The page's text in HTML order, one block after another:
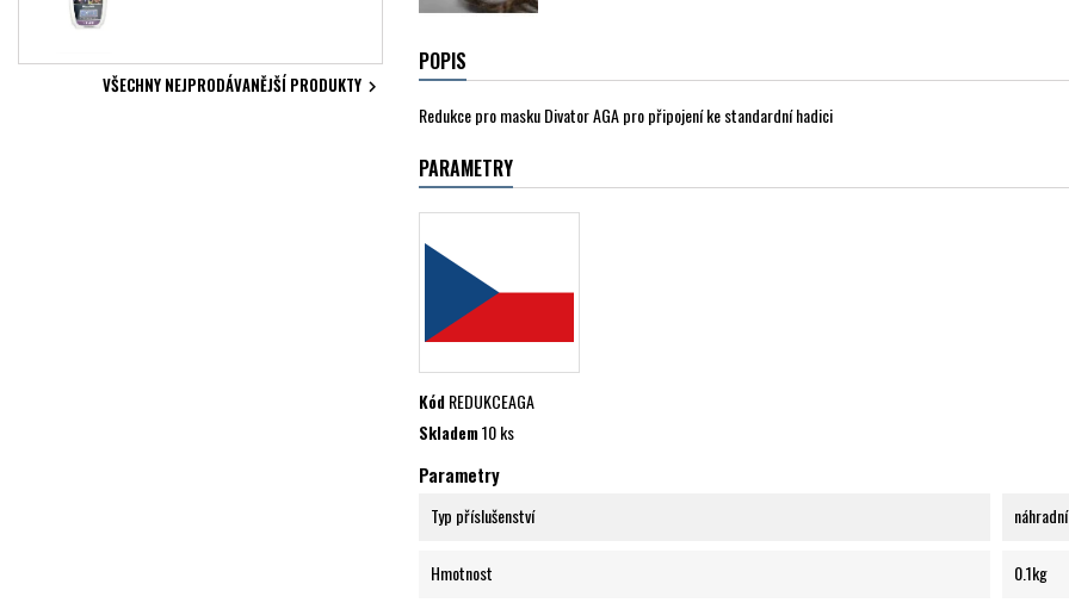
VŠECHNY NEJPRODÁVANĚJŠÍ PRODUKTY 
POPIS
Redukce pro masku Divator AGA pro připojení ke standardní hadici
PARAMETRY
KódREDUKCEAGA
Skladem10 ks
Parametry
Typ příslušenství
Hmotnost 0.1kg